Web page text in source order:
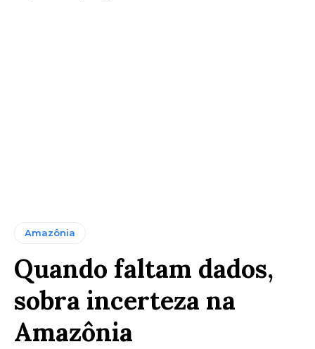
Amazônia
Quando faltam dados,
sobra incerteza na
Amazônia